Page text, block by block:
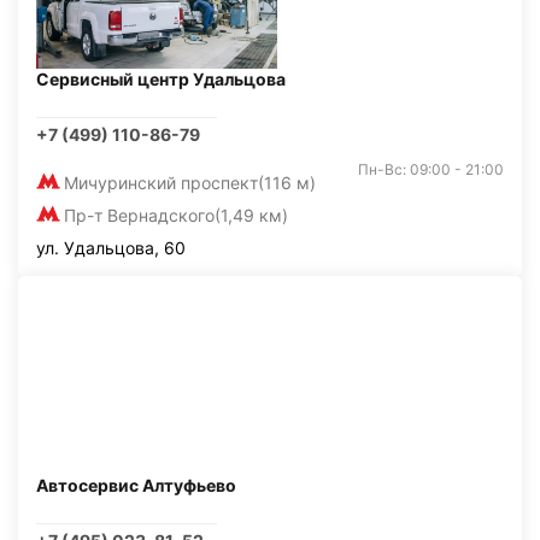
Сервисный центр Удальцова
+7 (499) 110-86-79
Мичуринский проспект(116 м)
Пр-т Вернадского(1,49 км)
Пн-Вс: 09:00 - 21:00
ул. Удальцова, 60
Автосервис Алтуфьево